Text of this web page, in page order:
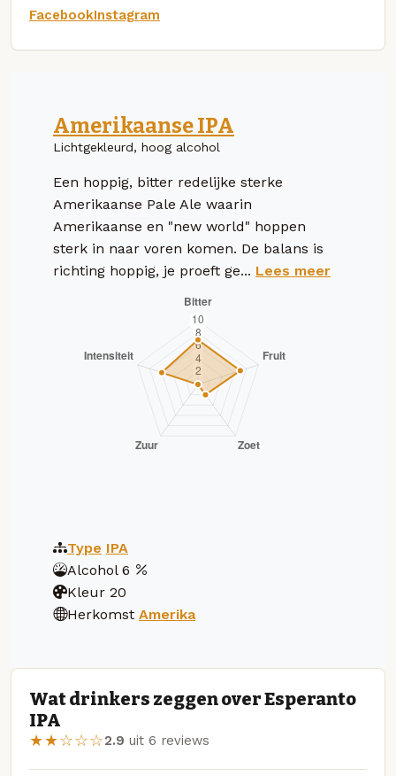
FacebookInstagram
Amerikaanse IPA
Lichtgekleurd, hoog alcohol
Een hoppig, bitter redelijke sterke
Amerikaanse Pale Ale waarin
Amerikaanse en "new world" hoppen
sterk in naar voren komen. De balans is
richting hoppig, je proeft ge... Lees meer
Type IPA
Alcohol 6
Kleur 20
Herkomst Amerika
Wat drinkers zeggen over Esperanto
IPA
★★☆☆☆2.9 uit 6 reviews